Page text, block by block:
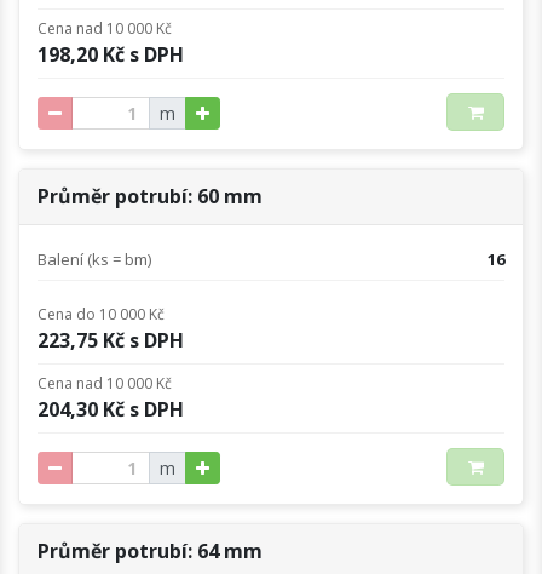
Cena nad 10 000 Kč
198,20 Kč s DPH
m
Průměr potrubí: 60 mm
Balení (ks = bm) 16
Cena do 10 000 Kč
223,75 Kč s DPH
Cena nad 10 000 Kč
204,30 Kč s DPH
m
Průměr potrubí: 64 mm